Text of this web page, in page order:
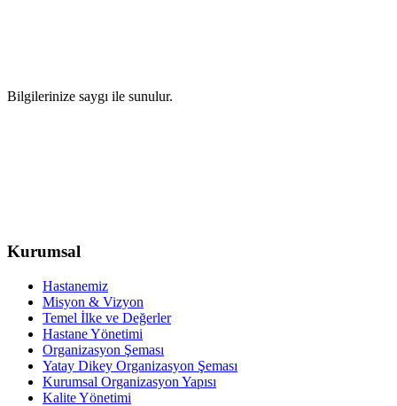
Bilgilerinize saygı ile sunulur.
Kurumsal
Hastanemiz
Misyon & Vizyon
Temel İlke ve Değerler
Hastane Yönetimi
Organizasyon Şeması
Yatay Dikey Organizasyon Şeması
Kurumsal Organizasyon Yapısı
Kalite Yönetimi